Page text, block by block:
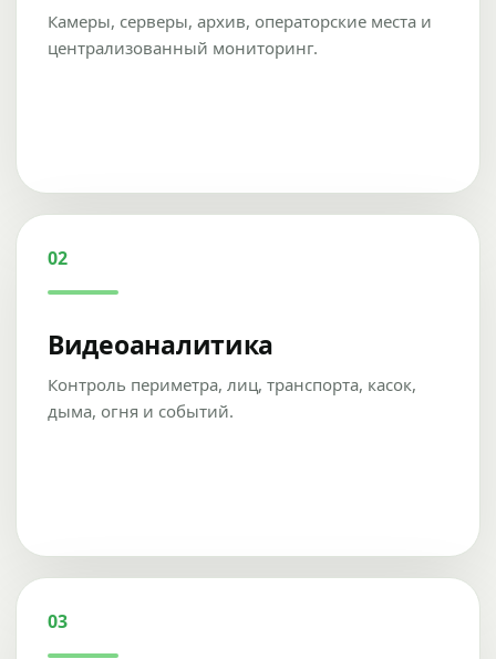
Камеры, серверы, архив, операторские места и
централизованный мониторинг.
02
Видеоаналитика
Контроль периметра, лиц, транспорта, касок,
дыма, огня и событий.
03